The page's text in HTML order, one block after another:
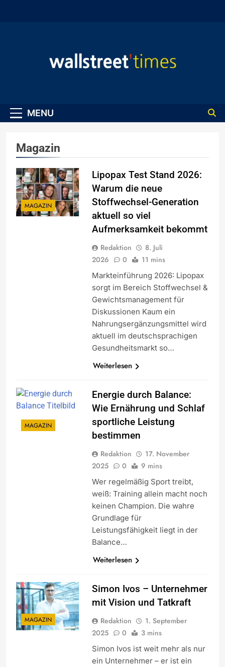
MENU
Magazin
MAGAZIN
Lipopax Test Stand 2026:
Warum die neue
Stoffwechsel-Generation
aktuell so viel
Aufmerksamkeit bekommt
Redaktion
8. Juli
2026
0 11 mins
Markteinführung 2026: Lipopax
sorgt im Bereich Stoffwechsel &
Gewichtsmanagement für
Diskussionen Kaum ein
Nahrungsergänzungsmittel wird
aktuell im deutschsprachigen
Gesundheitsmarkt so…
Weiterlesen
MAGAZIN
Energie durch Balance:
Wie Ernährung und Schlaf
sportliche Leistung
bestimmen
Redaktion
17. November
2025
0 9 mins
Wer regelmäßig Sport treibt,
weiß: Training allein macht noch
keinen Champion. Die wahre
Grundlage für
Leistungsfähigkeit liegt in der
Balance…
Weiterlesen
MAGAZIN
Simon Ivos – Unternehmer
mit Vision und Tatkraft
Redaktion
1. September
2025
0 3 mins
Simon Ivos ist weit mehr als nur
ein Unternehmer – er ist ein